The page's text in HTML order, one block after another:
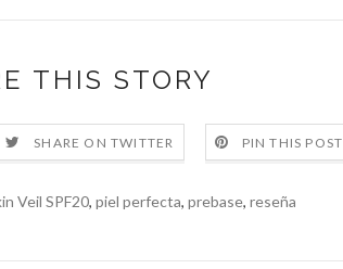
THIS STORY
SHARE ON TWITTER PIN THIS POST
Veil SPF20, piel perfecta, prebase, reseña